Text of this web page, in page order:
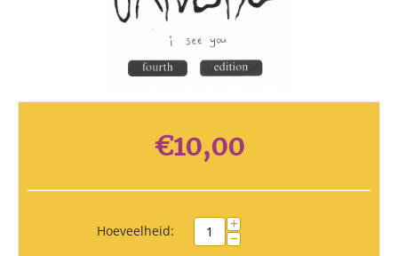
€10,00
Hoeveelheid: +
−